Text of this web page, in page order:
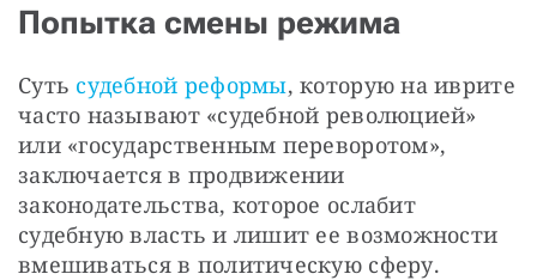
Попытка смены режима
Суть судебной реформы, которую на иврите
часто называют «судебной революцией»
или «государственным переворотом»,
заключается в продвижении
законодательства, которое ослабит
судебную власть и лишит ее возможности
вмешиваться в политическую сферу.